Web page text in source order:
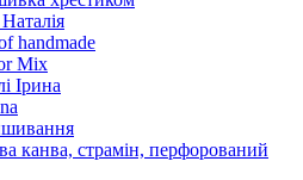
handmade
Mix
Ірина
канва, страмін, перфорований